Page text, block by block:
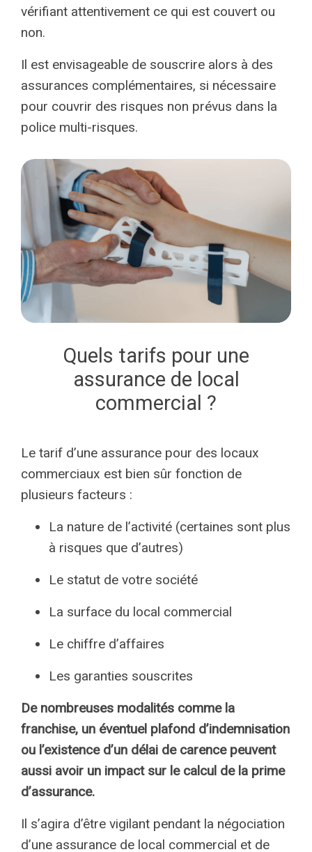
vérifiant attentivement ce qui est couvert ou
non.
Il est envisageable de souscrire alors à des
assurances complémentaires, si nécessaire
pour couvrir des risques non prévus dans la
police multi-risques.
Quels tarifs pour une
assurance de local
commercial ?
Le tarif d’une assurance pour des locaux
commerciaux est bien sûr fonction de
plusieurs facteurs :
La nature de l’activité (certaines sont plus
à risques que d’autres)
Le statut de votre société
La surface du local commercial
Le chiffre d’affaires
Les garanties souscrites
De nombreuses modalités comme la
franchise, un éventuel plafond d’indemnisation
ou l’existence d’un délai de carence peuvent
aussi avoir un impact sur le calcul de la prime
d’assurance.
Il s’agira d’être vigilant pendant la négociation
d’une assurance de local commercial et de